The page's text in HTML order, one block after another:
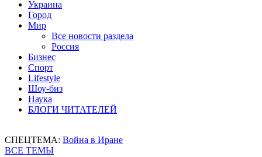
Украина
Город
Мир
Все новости раздела
Россия
Бизнес
Спорт
Lifestyle
Шоу-биз
Наука
БЛОГИ ЧИТАТЕЛЕЙ
СПЕЦТЕМА: Война в Иране
ВСЕ ТЕМЫ